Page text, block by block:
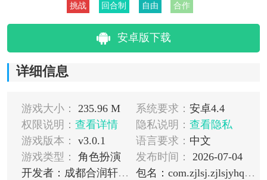
挑战 回合制 自由 合作
安卓版下载
详细信息
游戏大小： 235.96 M 系统要求： 安卓4.4
权限说明： 查看详情 隐私说明： 查看隐私
游戏版本：
v3.0.1 语言要求： 中文
游戏类型：
角色扮演 发布时间：
2026-07-04
开发者：成都合润轩网络科技有限公司
包名：com.zjlsj.zjlsjyhqdjy.aligames